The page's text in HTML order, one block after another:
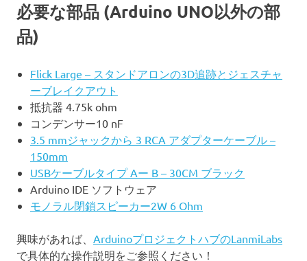
必要な部品 (Arduino UNO以外の部
品)
Flick Large – スタンドアロンの3D追跡とジェスチャ
ーブレイクアウト
抵抗器 4.75k ohm
コンデンサー10 nF
3.5 mmジャックから 3 RCA アダプターケーブル –
150mm
USBケーブルタイプ Aー B – 30CM ブラック
Arduino IDE ソフトウェア
モノラル閉鎖スピーカー2W 6 Ohm
興味があれば、 ArduinoプロジェクトハブのLanmiLabs
で具体的な操作説明をご参照ください！